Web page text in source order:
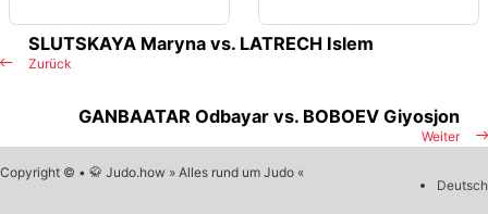
Zurück
SLUTSKAYA Maryna vs. LATRECH Islem
Weiter
GANBAATAR Odbayar vs. BOBOEV Giyosjon
Copyright © • 🥋 Judo.how » Alles rund um Judo «
Deutsch